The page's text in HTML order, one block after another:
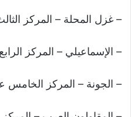
– غزل المحلة – المركز الثالث
– الإسماعيلي – المركز الرابع
– الجونة – المركز الخامس عشر –